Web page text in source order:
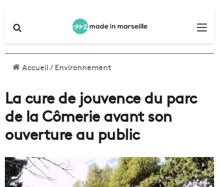
Accueil/Environnement
La cure de jouvence du parc
de la Cômerie avant son
ouverture au public